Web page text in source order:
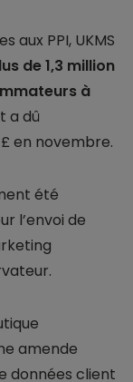
aux PPI, UKMS
de 1,3 million
à
a dû
en novembre.
été
l’envoi de
amende
données client